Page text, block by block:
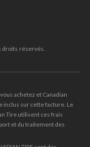
droits réservés.
achetez et Canadian
inclus sur cette facture. Le
Tire utilisent ces frais
et du traitement des